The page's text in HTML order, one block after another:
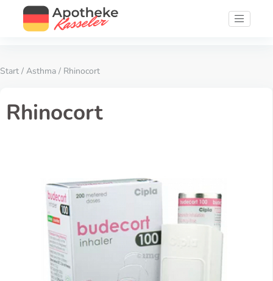
Start / Asthma / Rhinocort
Rhinocort